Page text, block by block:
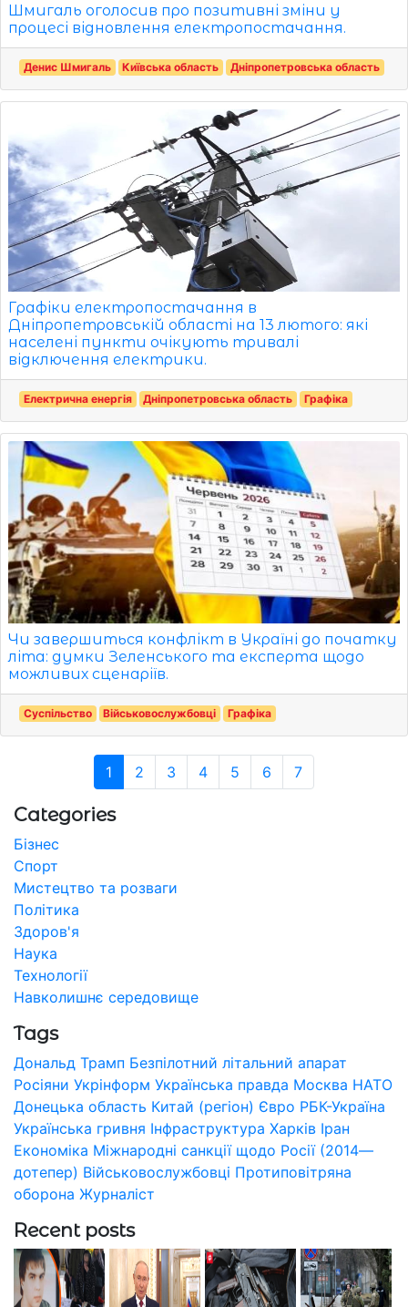
Шмигаль оголосив про позитивні зміни у
процесі відновлення електропостачання.
Денис Шмигаль Київська область Дніпропетровська область
Графіки електропостачання в
Дніпропетровській області на 13 лютого: які
населені пункти очікують тривалі
відключення електрики.
Електрична енергія Дніпропетровська область Графіка
Чи завершиться конфлікт в Україні до початку
літа: думки Зеленського та експерта щодо
можливих сценаріїв.
Суспільство Військовослужбовці Графіка
1 2 3 4 5 6 7
Categories
Бізнес
Спорт
Мистецтво та розваги
Політика
Здоров'я
Наука
Технології
Навколишнє середовище
Tags
Дональд Трамп Безпілотний літальний апарат
Росіяни Укрінформ Українська правда Москва НАТО
Донецька область Китай (регіон) Євро РБК-Україна
Українська гривня Інфраструктура Харків Іран
Економіка Міжнародні санкції щодо Росії (2014—
дотепер) Військовослужбовці Протиповітряна
оборона Журналіст
Recent posts